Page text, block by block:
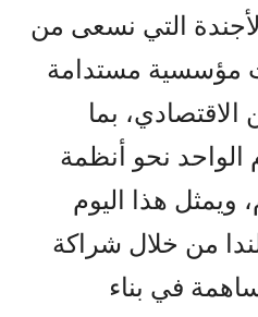
التي نسعى من
مؤسسية مستدامة
بما
الواحد نحو أنظمة
هذا اليوم
من خلال شراكة
في بناء